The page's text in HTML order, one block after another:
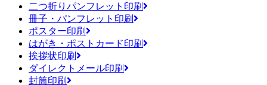
二つ折りパンフレット印刷
冊子・パンフレット印刷
ポスター印刷
はがき・ポストカード印刷
挨拶状印刷
ダイレクトメール印刷
封筒印刷